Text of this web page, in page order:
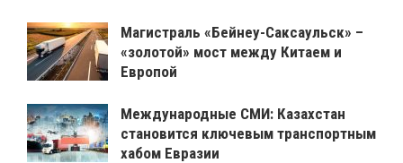
Магистраль «Бейнеу-Саксаульск» –
«золотой» мост между Китаем и
Европой
Международные СМИ: Казахстан
становится ключевым транспортным
хабом Евразии